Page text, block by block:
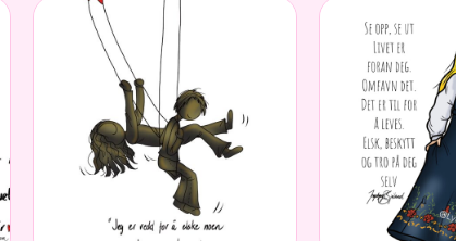
kr 548,00.
kr 499,00.